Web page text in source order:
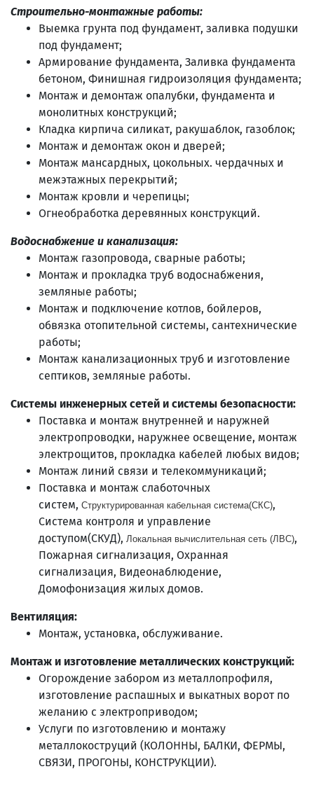
Строительно-монтажные работы:
Выемка грунта под фундамент, заливка подушки
под фундамент;
Армирование фундамента, Заливка фундамента
бетоном, Финишная гидроизоляция фундамента;
Монтаж и демонтаж опалубки, фундамента и
монолитных конструкций;
Кладка кирпича силикат, ракушаблок, газоблок;
Монтаж и демонтаж окон и дверей;
Монтаж мансардных, цокольных. чердачных и
межэтажных перекрытий;
Монтаж кровли и черепицы;
Огнеобработка деревянных конструкций.
Водоснабжение и канализация:
Монтаж газопровода, сварные работы;
Монтаж и прокладка труб водоснабжения,
земляные работы;
Монтаж и подключение котлов, бойлеров,
обвязка отопительной системы, сантехнические
работы;
Монтаж канализационных труб и изготовление
септиков, земляные работы.
Системы инженерных сетей и системы безопасности:
Поставка и монтаж внутренней и наружней
электропроводки, наружнее освещение, монтаж
электрощитов, прокладка кабелей любых видов;
Монтаж линий связи и телекоммуникаций;
Поставка и монтаж слаботочных
систем, Структурированная кабельная система(СКС),
Система контроля и управление
доступом(СКУД), Локальная вычислительная сеть (ЛВС),
Пожарная сигнализация, Охранная
сигнализация, Видеонаблюдение,
Домофонизация жилых домов.
Вентиляция:
Монтаж, установка, обслуживание.
Монтаж и изготовление металлических конструкций:
Огорождение забором из металлопрофиля,
изготовление распашных и выкатных ворот по
желанию с электроприводом;
Услуги по изготовлению и монтажу
металлокоструций (КОЛОННЫ, БАЛКИ, ФЕРМЫ,
СВЯЗИ, ПРОГОНЫ, КОНСТРУКЦИИ).